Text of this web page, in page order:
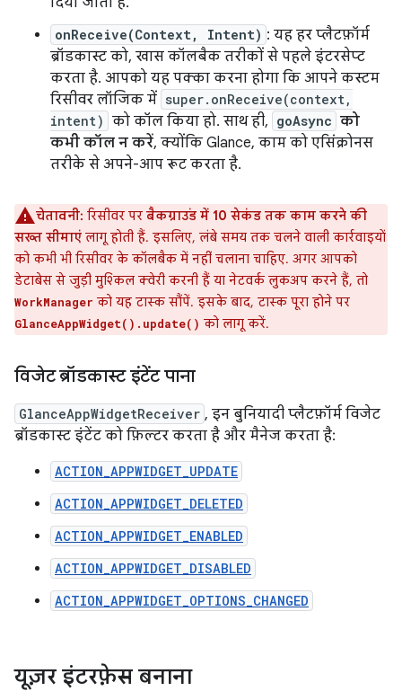
onReceive(Context, Intent) : यह हर प्लैटफ़ॉर्म
ब्रॉडकास्ट को, खास कॉलबैक तरीकों से पहले इंटरसेप्ट
करता है. आपको यह पक्का करना होगा कि आपने कस्टम
रिसीवर लॉजिक में super.onReceive(context,
intent) को कॉल किया हो. साथ ही, goAsync को
कभी कॉल न करें, क्योंकि Glance, काम को एसिंक्रोनस
तरीके से अपने-आप रूट करता है.
चेतावनी: रिसीवर पर बैकग्राउंड में 10 सेकंड तक काम करने की
सख्त सीमाएं लागू होती हैं. इसलिए, लंबे समय तक चलने वाली कार्रवाइयों
को कभी भी रिसीवर के कॉलबैक में नहीं चलाना चाहिए. अगर आपको
डेटाबेस से जुड़ी मुश्किल क्वेरी करनी हैं या नेटवर्क लुकअप करने हैं, तो
WorkManager को यह टास्क सौंपें. इसके बाद, टास्क पूरा होने पर
GlanceAppWidget().update() को लागू करें.
विजेट ब्रॉडकास्ट इंटेंट पाना
GlanceAppWidgetReceiver , इन बुनियादी प्लैटफ़ॉर्म विजेट
ब्रॉडकास्ट इंटेंट को फ़िल्टर करता है और मैनेज करता है:
ACTION_APPWIDGET_UPDATE
ACTION_APPWIDGET_DELETED
ACTION_APPWIDGET_ENABLED
ACTION_APPWIDGET_DISABLED
ACTION_APPWIDGET_OPTIONS_CHANGED
यूज़र इंटरफ़ेस बनाना